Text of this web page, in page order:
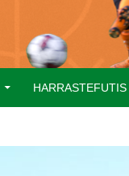
HARRASTEFUTIS